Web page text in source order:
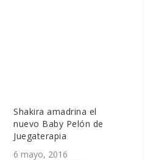
Shakira amadrina el
nuevo Baby Pelón de
Juegaterapia
6 mayo, 2016